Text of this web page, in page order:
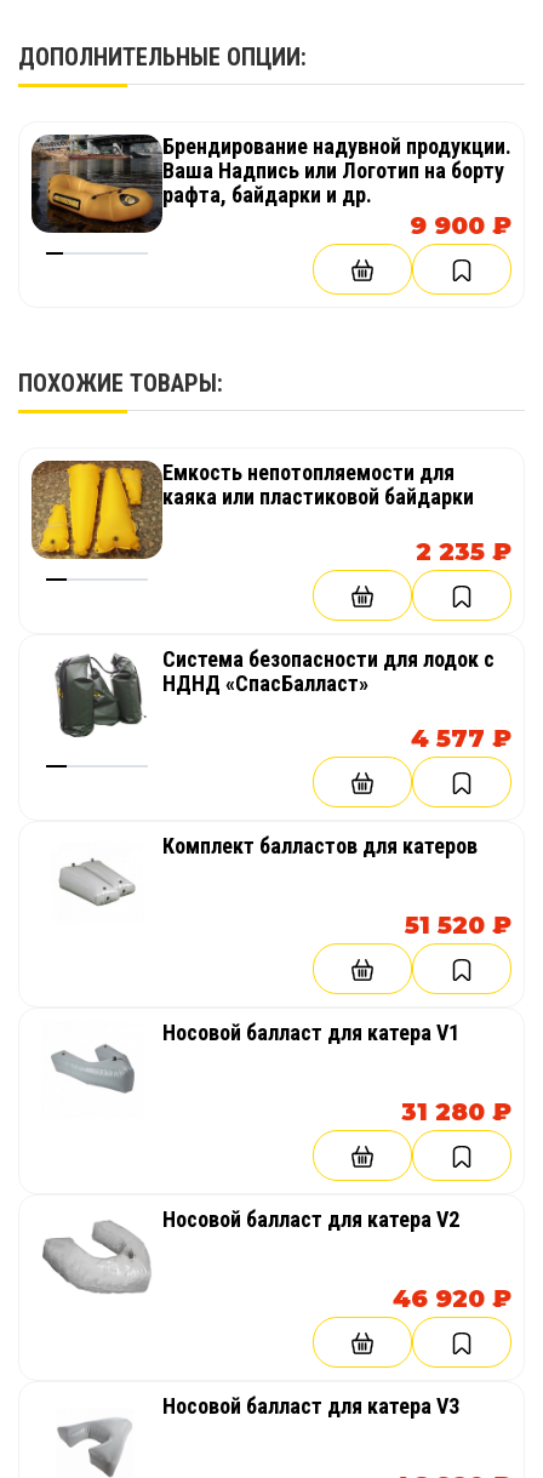
ДОПОЛНИТЕЛЬНЫЕ ОПЦИИ:
Брендирование надувной продукции.
Ваша Надпись или Логотип на борту
рафта, байдарки и др.
9 900 ₽
ПОХОЖИЕ ТОВАРЫ:
Емкость непотопляемости для
каяка или пластиковой байдарки
2 235 ₽
Система безопасности для лодок с
НДНД «СпасБалласт»
4 577 ₽
Комплект балластов для катеров
51 520 ₽
Носовой балласт для катера V1
31 280 ₽
Носовой балласт для катера V2
46 920 ₽
Носовой балласт для катера V3